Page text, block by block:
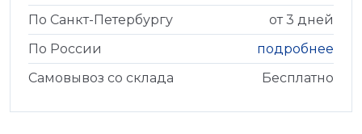
По Санкт-Петербургу
от 3 дней
По России
подробнее
Самовывоз со склада
Бесплатно